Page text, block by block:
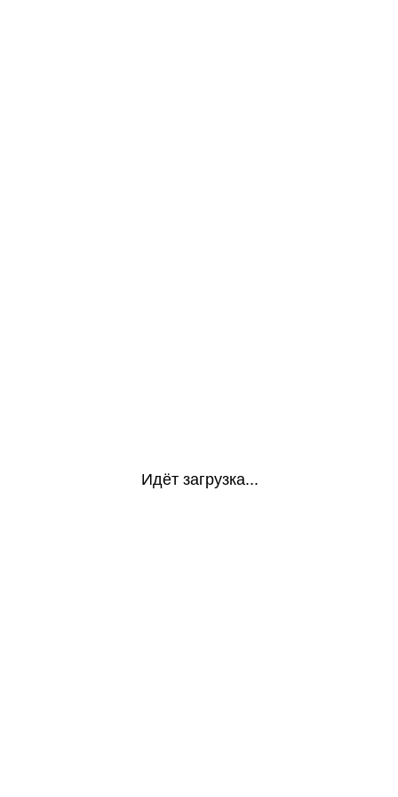
Идёт загрузка...